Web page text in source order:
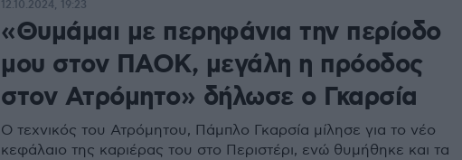
«Θυμάμαι με περηφάνια την περίοδο
μου στον ΠΑΟΚ, μεγάλη η πρόοδος
στον Ατρόμητο» δήλωσε ο Γκαρσία
Ο τεχνικός του Ατρόμητου, Πάμπλο Γκαρσία μίλησε για το νέο
κεφάλαιο της καριέρας του στο Περιστέρι, ενώ θυμήθηκε και τα
12.10.2024, 19:23